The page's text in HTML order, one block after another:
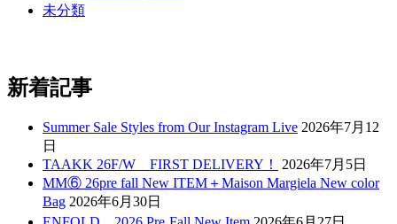
未分類
新着記事
Summer Sale Styles from Our Instagram Live 2026年7月12
日
TAAKK 26F/W FIRST DELIVERY！
2026年7月5日
MM⑥ 26pre fall New ITEM＋Maison Margiela New color
Bag 2026年6月30日